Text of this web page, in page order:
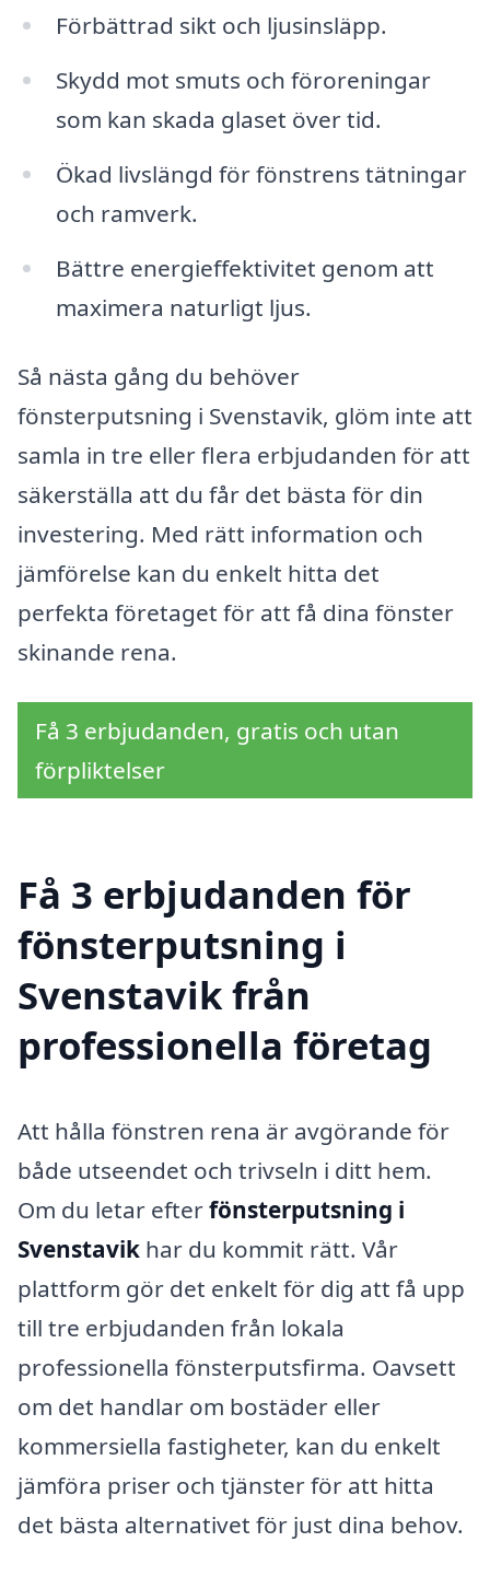
Förbättrad sikt och ljusinsläpp.
Skydd mot smuts och föroreningar
som kan skada glaset över tid.
Ökad livslängd för fönstrens tätningar
och ramverk.
Bättre energieffektivitet genom att
maximera naturligt ljus.
Så nästa gång du behöver
fönsterputsning i Svenstavik, glöm inte att
samla in tre eller flera erbjudanden för att
säkerställa att du får det bästa för din
investering. Med rätt information och
jämförelse kan du enkelt hitta det
perfekta företaget för att få dina fönster
skinande rena.
Få 3 erbjudanden, gratis och utan
förpliktelser
Få 3 erbjudanden för
fönsterputsning i
Svenstavik från
professionella företag
Att hålla fönstren rena är avgörande för
både utseendet och trivseln i ditt hem.
Om du letar efterfönsterputsning i
Svenstavik har du kommit rätt. Vår
plattform gör det enkelt för dig att få upp
till tre erbjudanden från lokala
professionella fönsterputsfirma. Oavsett
om det handlar om bostäder eller
kommersiella fastigheter, kan du enkelt
jämföra priser och tjänster för att hitta
det bästa alternativet för just dina behov.